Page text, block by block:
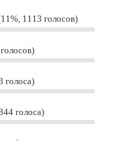
11%, 1113 голосов
голосов
голоса
голоса